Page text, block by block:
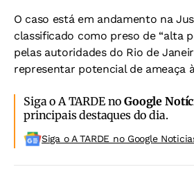
O caso está em andamento na
classificado como preso de “alta
pelas autoridades do Rio de
representar potencial de ameaça
Siga o A TARDE noGoogle
principais destaques do dia.
Siga o A TARDE no Google